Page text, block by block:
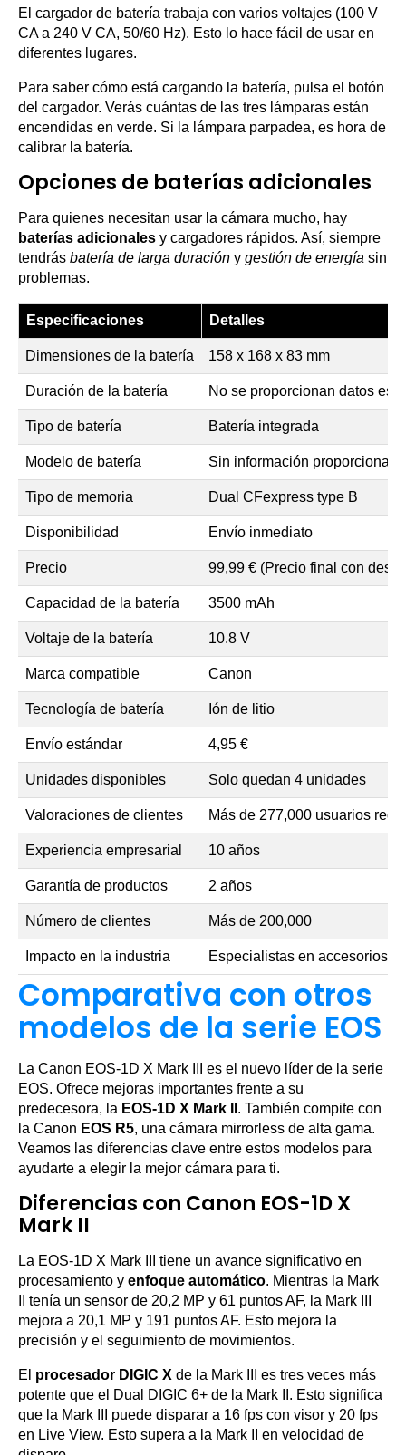
El cargador de batería trabaja con varios voltajes (100 V
CA a 240 V CA, 50/60 Hz). Esto lo hace fácil de usar en
diferentes lugares.
Para saber cómo está cargando la batería, pulsa el botón
del cargador. Verás cuántas de las tres lámparas están
encendidas en verde. Si la lámpara parpadea, es hora de
calibrar la batería.
Opciones de baterías adicionales
Para quienes necesitan usar la cámara mucho, hay
baterías adicionales y cargadores rápidos. Así, siempre
tendrás batería de larga duración y gestión de energía sin
problemas.
Especificaciones Detalles
Dimensiones de la batería 158 x 168 x 83 mm
Duración de la batería No se proporcionan datos
Tipo de batería Batería integrada
Modelo de batería Sin información proporcionada
Tipo de memoria Dual CFexpress type B
Disponibilidad Envío inmediato
Precio 99,99 € (Precio final con
Capacidad de la batería 3500 mAh
Voltaje de la batería 10.8 V
Marca compatible Canon
Tecnología de batería Ión de litio
Envío estándar 4,95 €
Unidades disponibles Solo quedan 4 unidades
Valoraciones de clientes Más de 277,000 usuarios
Experiencia empresarial 10 años
Garantía de productos 2 años
Número de clientes Más de 200,000
Impacto en la industria Especialistas en accesorios
Comparativa con otros
modelos de la serie EOS
La Canon EOS-1D X Mark III es el nuevo líder de la serie
EOS. Ofrece mejoras importantes frente a su
predecesora, la EOS-1D X Mark II . También compite con
la Canon EOS R5, una cámara mirrorless de alta gama.
Veamos las diferencias clave entre estos modelos para
ayudarte a elegir la mejor cámara para ti.
Diferencias con Canon EOS-1D X
Mark II
La EOS-1D X Mark III tiene un avance significativo en
procesamiento y enfoque automático. Mientras la Mark
II tenía un sensor de 20,2 MP y 61 puntos AF, la Mark III
mejora a 20,1 MP y 191 puntos AF. Esto mejora la
precisión y el seguimiento de movimientos.
El procesador DIGIC X de la Mark III es tres veces más
potente que el Dual DIGIC 6+ de la Mark II. Esto significa
que la Mark III puede disparar a 16 fps con visor y 20 fps
en Live View. Esto supera a la Mark II en velocidad de